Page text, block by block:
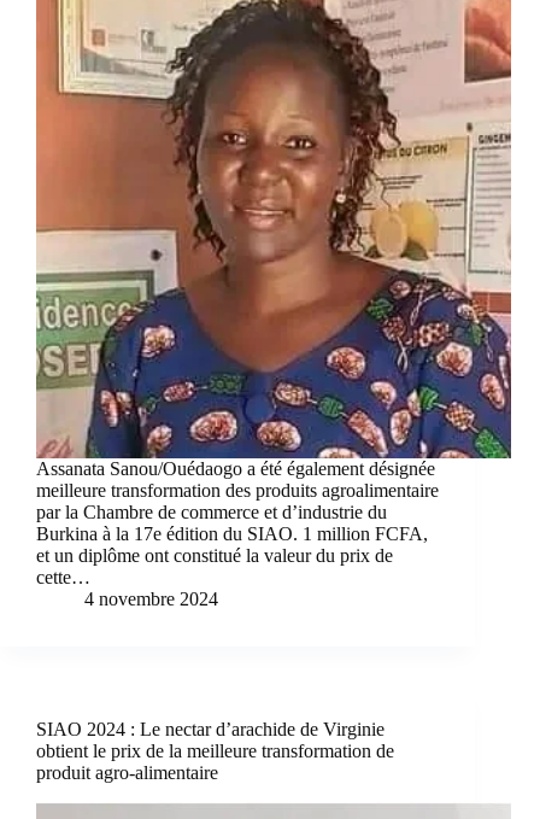
Assanata Sanou/Ouédaogo a été également désignée
meilleure transformation des produits agroalimentaire
par la Chambre de commerce et d’industrie du
Burkina à la 17e édition du SIAO. 1 million FCFA,
et un diplôme ont constitué la valeur du prix de
cette…
4 novembre 2024
SIAO 2024 : Le nectar d’arachide de Virginie
obtient le prix de la meilleure transformation de
produit agro-alimentaire